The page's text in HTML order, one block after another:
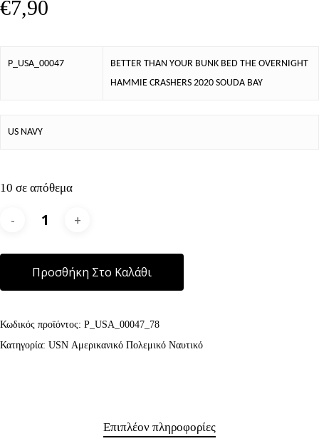
€7,90
P_USA_00047
BETTER THAN YOUR BUNK BED THE OVERNIGHT
HAMMIE CRASHERS 2020 SOUDA BAY
US NAVY
10 σε απόθεμα
Προσθήκη Στο Καλάθι
Κωδικός προϊόντος: P_USA_00047_78
Κατηγορία: USN Αμερικανικό Πολεμικό Ναυτικό
Επιπλέον πληροφορίες